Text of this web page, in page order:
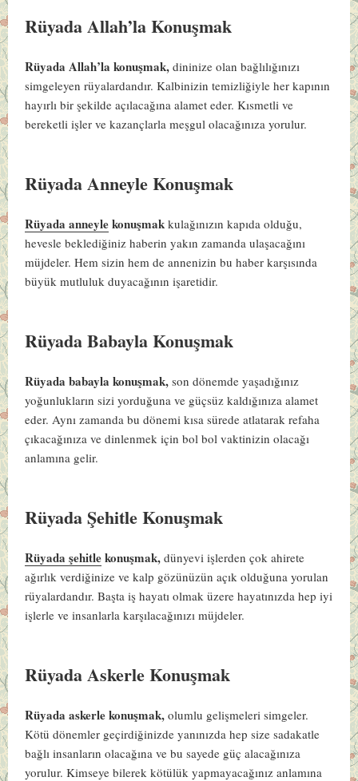
Rüyada Allah’la Konuşmak
Rüyada Allah’la konuşmak, dininize olan bağlılığınızı
simgeleyen rüyalardandır. Kalbinizin temizliğiyle her kapının
hayırlı bir şekilde açılacağına alamet eder. Kısmetli ve
bereketli işler ve kazançlarla meşgul olacağınıza yorulur.
Rüyada Anneyle Konuşmak
Rüyada anneylekonuşmak kulağınızın kapıda olduğu,
hevesle beklediğiniz haberin yakın zamanda ulaşacağını
müjdeler. Hem sizin hem de annenizin bu haber karşısında
büyük mutluluk duyacağının işaretidir.
Rüyada Babayla Konuşmak
Rüyada babayla konuşmak, son dönemde yaşadığınız
yoğunlukların sizi yorduğuna ve güçsüz kaldığınıza alamet
eder. Aynı zamanda bu dönemi kısa sürede atlatarak refaha
çıkacağınıza ve dinlenmek için bol bol vaktinizin olacağı
anlamına gelir.
Rüyada Şehitle Konuşmak
Rüyada şehitlekonuşmak,dünyevi işlerden çok ahirete
ağırlık verdiğinize ve kalp gözünüzün açık olduğuna yorulan
rüyalardandır. Başta iş hayatı olmak üzere hayatınızda hep iyi
işlerle ve insanlarla karşılacağınızı müjdeler.
Rüyada Askerle Konuşmak
Rüyada askerle konuşmak,olumlu gelişmeleri simgeler.
Kötü dönemler geçirdiğinizde yanınızda hep size sadakatle
bağlı insanların olacağına ve bu sayede güç alacağınıza
yorulur. Kimseye bilerek kötülük yapmayacağınız anlamına